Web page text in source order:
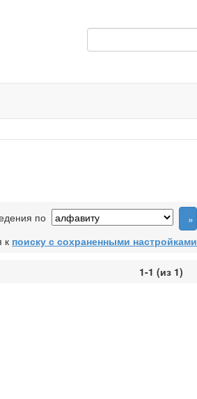
по
к поиску с сохраненными настройками
1-1 (из 1)